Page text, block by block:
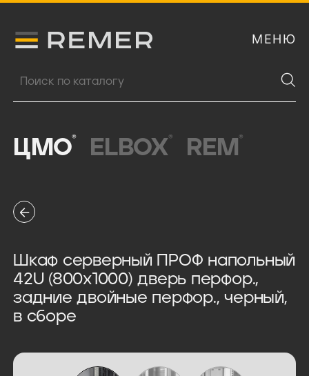
Логитип компании Remer МЕНЮ
Поиск продукции
ЦМО® ELBOX® REM ®
Шкаф серверный ПРОФ напольный
42U (800x1000) дверь перфор.,
задние двойные перфор., черный,
в сборе